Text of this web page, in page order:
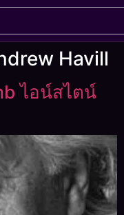
Havill
ไอน์สไตน์